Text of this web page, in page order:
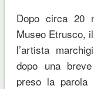
Dopo circa 20
Museo Etrusco,
l’artista
dopo una
preso la parola